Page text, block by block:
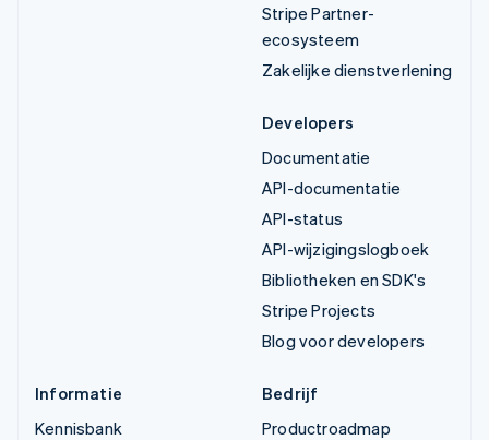
Stripe Partner-
ecosysteem
Zakelijke dienstverlening
Developers
Documentatie
API-documentatie
API-status
API-wijzigingslogboek
Bibliotheken en SDK's
Stripe Projects
Blog voor developers
Informatie
Kennisbank
Bedrijf
Productroadmap